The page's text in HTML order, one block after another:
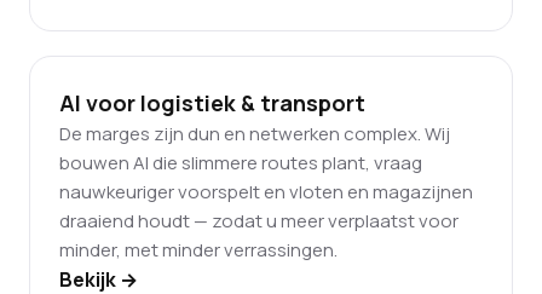
AI voor logistiek & transport
De marges zijn dun en netwerken complex. Wij
bouwen AI die slimmere routes plant, vraag
nauwkeuriger voorspelt en vloten en magazijnen
draaiend houdt — zodat u meer verplaatst voor
minder, met minder verrassingen.
Bekijk →